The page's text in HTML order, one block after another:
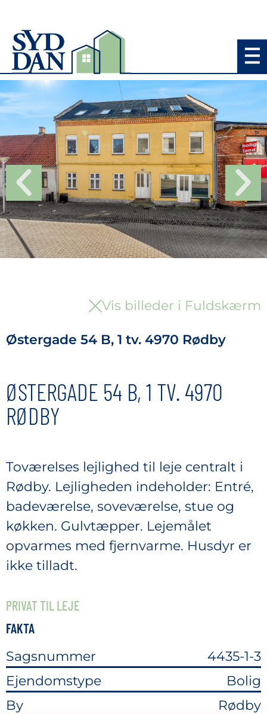
Østergade 54 B, 1 tv. 4970 Rødby
Vis billeder i Fuldskærm
ØSTERGADE 54 B, 1 TV. 4970
RØDBY
Toværelses lejlighed til leje centralt i
Rødby. Lejligheden indeholder: Entré,
badeværelse, soveværelse, stue og
køkken. Gulvtæpper. Lejemålet
opvarmes med fjernvarme. Husdyr er
ikke tilladt.
PRIVAT TIL LEJE
FAKTA
Sagsnummer
4435-1-3
Ejendomstype
Bolig
By
Rødby